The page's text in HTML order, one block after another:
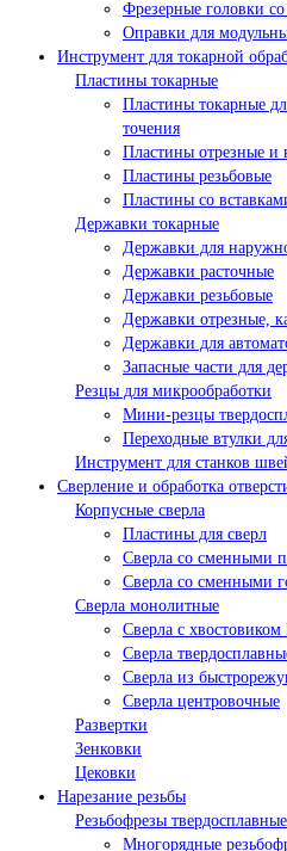
Фрезерные головки
Оправки для
Инструмент для токарной
Пластины токарные
Пластины токарные
точения
Пластины отрезные и
Пластины резьбовые
Пластины со
Державки токарные
Державки для
Державки расточные
Державки резьбовые
Державки отрезные,
Державки для
Запасные части для
Резцы для микрообработки
Мини-резцы
Переходные втулки
Инструмент для станков
Сверление и обработка
Корпусные сверла
Пластины для сверл
Сверла со сменными
Сверла со сменными
Сверла монолитные
Сверла с
Сверла
Сверла из
Сверла центровочные
Развертки
Зенковки
Цековки
Нарезание резьбы
Резьбофрезы твердосплавные
Многорядные